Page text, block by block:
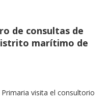
de consultas de
marítimo de
visita el consultorio